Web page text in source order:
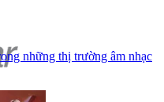
những thị trường âm nhạc